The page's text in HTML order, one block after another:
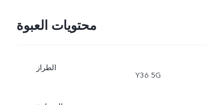
محتويات العبوة
الطراز
Y36 5G